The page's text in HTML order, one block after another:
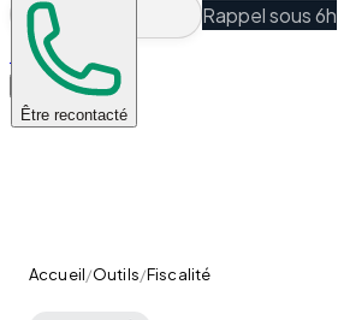
Être recontacté
Rappel sous 6h
Espace Client
Accueil/Outils/Fiscalité